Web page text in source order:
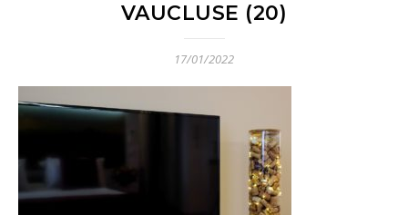
VAUCLUSE (20)
17/01/2022